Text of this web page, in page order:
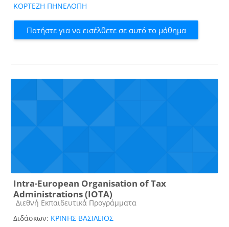
ΚΟΡΤΕΖΗ ΠΗΝΕΛΟΠΗ
Πατήστε για να εισέλθετε σε αυτό το μάθημα
Intra-European Organisation of Tax
Administrations (IOTA)
Κατηγορία μαθήματος
Διεθνή Εκπαιδευτικά Προγράμματα
Διδάσκων: ΚΡΙΝΗΣ ΒΑΣΙΛΕΙΟΣ